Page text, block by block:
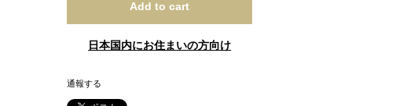
Add to cart
日本国内にお住まいの方向け
通報する